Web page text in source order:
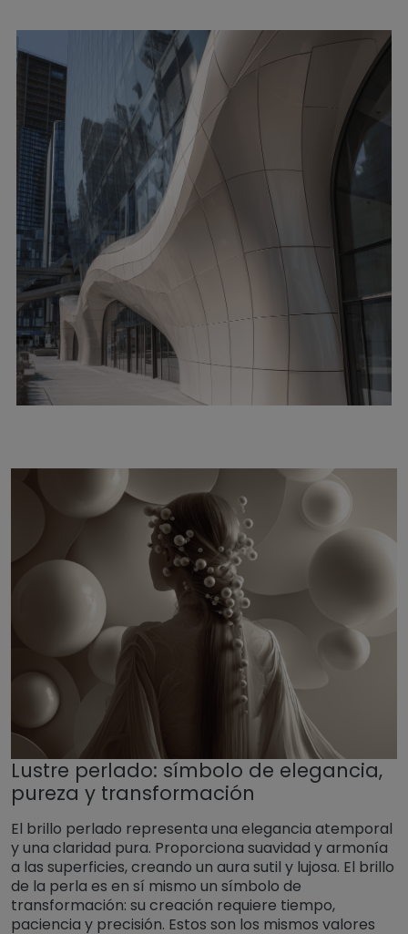
Lustre perlado: símbolo de elegancia,
pureza y transformación
El brillo perlado representa una elegancia atemporal
y una claridad pura. Proporciona suavidad y armonía
a las superficies, creando un aura sutil y lujosa. El brillo
de la perla es en sí mismo un símbolo de
transformación: su creación requiere tiempo,
paciencia y precisión. Estos son los mismos valores